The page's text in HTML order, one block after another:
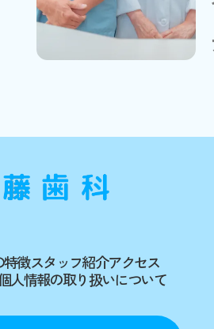
徴スタッフ紹介アクセス
人情報の取り扱いについて